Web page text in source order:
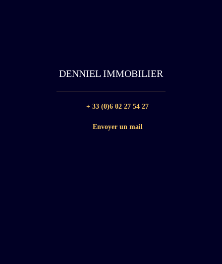
DENNIEL IMMOBILIER
+ 33 (0)6 02 27 54 27
Envoyer un mail